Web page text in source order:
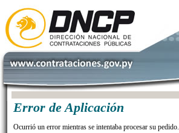
Error de Aplicación
Ocurrió un error mientras se intentaba procesar su pedido.